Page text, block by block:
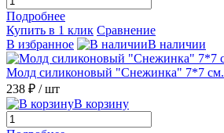
Подробнее
Купить в 1 клик Сравнение
В избранное
В наличии
Молд силиконовый "Снежинка" 7*7 см.
238 ₽ / шт
В корзину